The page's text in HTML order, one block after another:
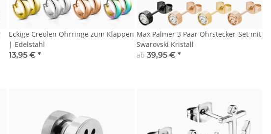
Eckige Creolen Ohrringe zum Klappen
| Edelstahl
13,95 € *
Max Palmer 3 Paar Ohrstecker-Set mit
Swarovski Kristall
ab 39,95 € *